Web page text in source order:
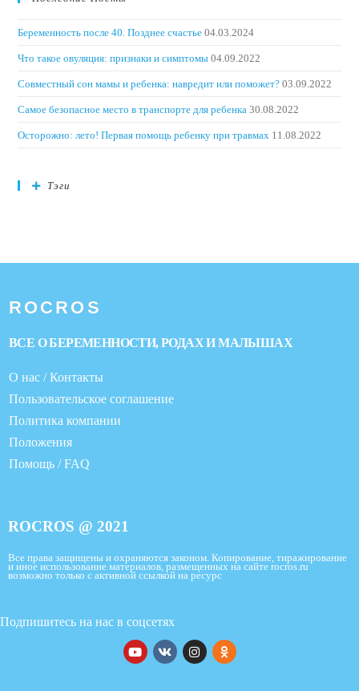
Беременность после 40. Позднее счастье 04.03.2024
Что такое овуляция: признаки и симптомы 04.09.2022
Совместный сон мамы и ребенка: навредит или поможет? 03.09.2022
Самое безопасное место в транспорте для ребенка 30.08.2022
Осторожно: лето! Первая помощь ребенку при травмах 11.08.2022
Тэги
ROCROS
ВСЕ О БЕРЕМЕННОСТИ, РОДАХ И МАЛЫШАХ
О нас / Контакты
Пользовательское соглашение
Политика компании
Положения
Помощь / FAQ
ROCROS @ 2021
Все права защищены и охраняются законом. Копирование, тиражирование
и иное использование материалов, размещенных на сайте rocros.ru
возможно только с активной ссылкой на ресурс
Подпишитесь на нас в соцсетях